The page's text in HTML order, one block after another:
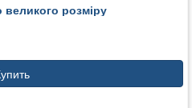
великого розміру